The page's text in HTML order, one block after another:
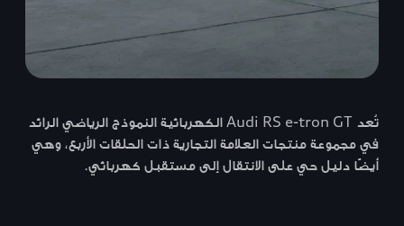
تُعد Audi RS e-tron GT الكهربائية النموذج الرياضي الرائد
في مجموعة منتجات العلامة التجارية ذات الحلقات الأربع، وهي
أيضًا دليل حي على الانتقال إلى مستقبل كهربائي.